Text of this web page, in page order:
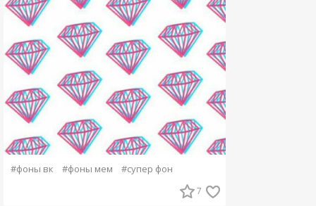
#фоны вк #фоны мем #супер фон
7